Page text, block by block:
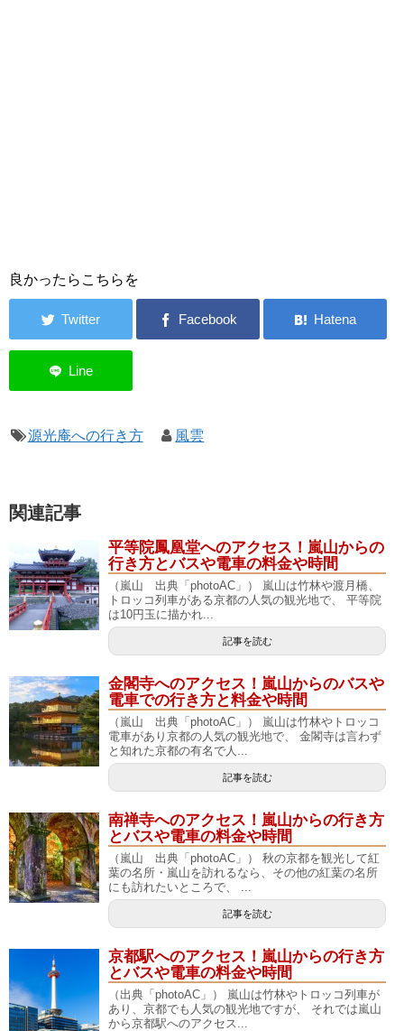
良かったらこちらを
源光庵への行き方 風雲
関連記事
平等院鳳凰堂へのアクセス！嵐山からの
行き方とバスや電車の料金や時間
（嵐山 出典「photoAC」） 嵐山は竹林や渡月橋、
トロッコ列車がある京都の人気の観光地で、 平等院
は10円玉に描かれ...
記事を読む
金閣寺へのアクセス！嵐山からのバスや
電車での行き方と料金や時間
（嵐山 出典「photoAC」） 嵐山は竹林やトロッコ
電車があり京都の人気の観光地で、 金閣寺は言わず
と知れた京都の有名で人...
記事を読む
南禅寺へのアクセス！嵐山からの行き方
とバスや電車の料金や時間
（嵐山 出典「photoAC」） 秋の京都を観光して紅
葉の名所・嵐山を訪れるなら、その他の紅葉の名所
にも訪れたいところで、 ...
記事を読む
京都駅へのアクセス！嵐山からの行き方
とバスや電車の料金や時間
（出典「photoAC」） 嵐山は竹林やトロッコ列車が
あり、京都でも人気の観光地ですが、 それでは嵐山
から京都駅へのアクセス...